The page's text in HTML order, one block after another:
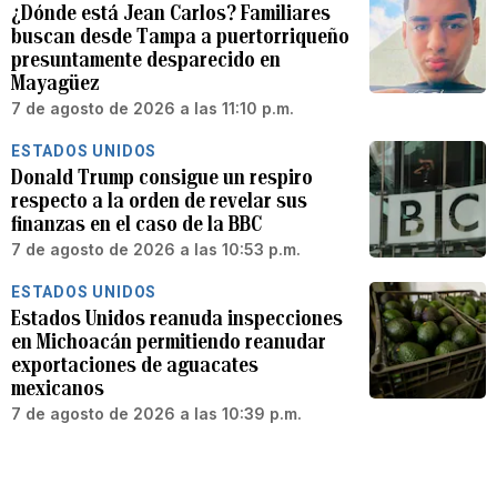
¿Dónde está Jean Carlos? Familiares
buscan desde Tampa a puertorriqueño
presuntamente desparecido en
Mayagüez
7 de agosto de 2026 a las 11:10 p.m.
ESTADOS UNIDOS
Donald Trump consigue un respiro
respecto a la orden de revelar sus
finanzas en el caso de la BBC
7 de agosto de 2026 a las 10:53 p.m.
ESTADOS UNIDOS
Estados Unidos reanuda inspecciones
en Michoacán permitiendo reanudar
exportaciones de aguacates
mexicanos
7 de agosto de 2026 a las 10:39 p.m.